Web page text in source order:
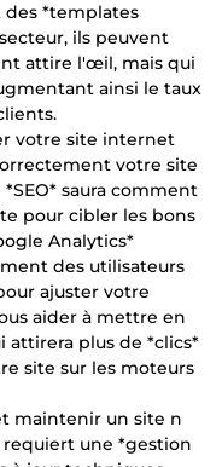
*templates
ils peuvent
attire l'œil, mais qui
ainsi le taux
votre site internet
votre site
saura comment
pour cibler les bons
Analytics*
des utilisateurs
ajuster votre
aider à mettre en
attirera plus de *clics*
site sur les moteurs
maintenir un site n
requiert une *gestion